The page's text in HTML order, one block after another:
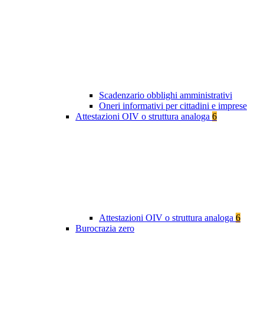
Scadenzario obblighi amministrativi
Oneri informativi per cittadini e imprese
Attestazioni OIV o struttura analoga 6
Attestazioni OIV o struttura analoga 6
Burocrazia zero